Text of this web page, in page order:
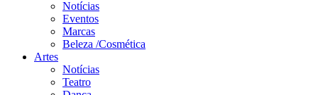
Notícias
Eventos
Marcas
Beleza /Cosmética
Artes
Notícias
Teatro